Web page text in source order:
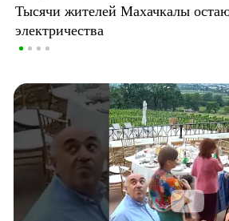
Тысячи жителей Махачкалы
электричества